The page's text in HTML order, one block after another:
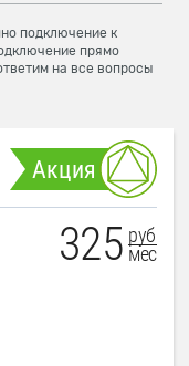
подключение к
прямо
на все вопросы
Акция
325 руб
мес